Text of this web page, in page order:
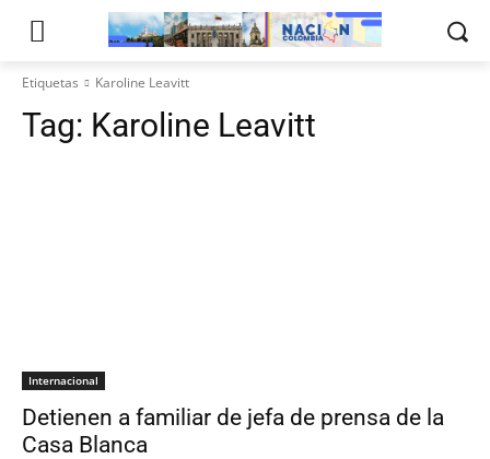
Etiquetas Karoline Leavitt
Tag: Karoline Leavitt
Internacional
Detienen a familiar de jefa de prensa de la
Casa Blanca